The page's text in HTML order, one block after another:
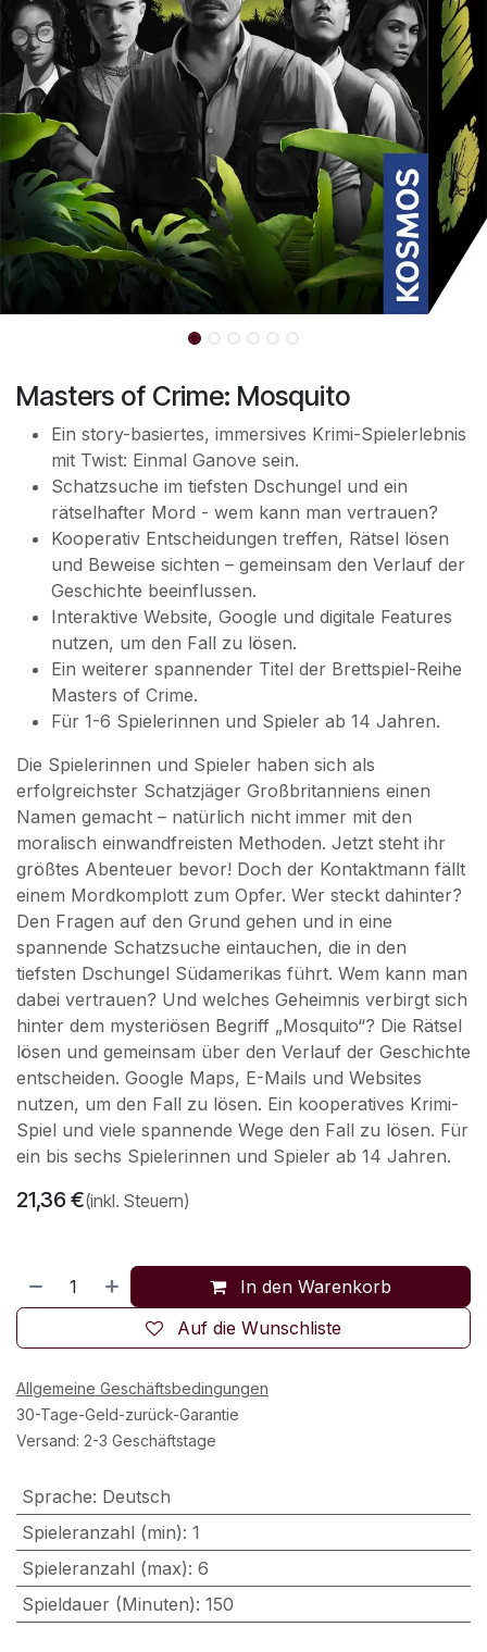
Masters of Crime: Mosquito
Ein story-basiertes, immersives Krimi-Spielerlebnis
mit Twist: Einmal Ganove sein.
Schatzsuche im tiefsten Dschungel und ein
rätselhafter Mord - wem kann man vertrauen?
Kooperativ Entscheidungen treffen, Rätsel lösen
und Beweise sichten – gemeinsam den Verlauf der
Geschichte beeinflussen.
Interaktive Website, Google und digitale Features
nutzen, um den Fall zu lösen.
Ein weiterer spannender Titel der Brettspiel-Reihe
Masters of Crime.
Für 1-6 Spielerinnen und Spieler ab 14 Jahren.
Die Spielerinnen und Spieler haben sich als
erfolgreichster Schatzjäger Großbritanniens einen
Namen gemacht ­– natürlich nicht immer mit den
moralisch einwandfreisten Methoden. Jetzt steht ihr
größtes Abenteuer bevor! Doch der Kontaktmann fällt
einem Mordkomplott zum Opfer. Wer steckt dahinter?
Den Fragen auf den Grund gehen und in eine
spannende Schatzsuche eintauchen, die in den
tiefsten Dschungel Südamerikas führt. Wem kann man
dabei vertrauen? Und welches Geheimnis verbirgt sich
hinter dem mysteriösen Begriff „Mosquito“? Die Rätsel
lösen und gemeinsam über den Verlauf der Geschichte
entscheiden. Google Maps, E-Mails und Websites
nutzen, um den Fall zu lösen. Ein kooperatives Krimi-
Spiel und viele spannende Wege den Fall zu lösen. Für
ein bis sechs Spielerinnen und Spieler ab 14 Jahren.
21,36 €(inkl. Steuern)
In den Warenkorb
Auf die Wunschliste
Allgemeine Geschäftsbedingungen
30-Tage-Geld-zurück-Garantie
Versand: 2-3 Geschäftstage
Sprache: Deutsch
Spieleranzahl (min): 1
Spieleranzahl (max): 6
Spieldauer (Minuten): 150